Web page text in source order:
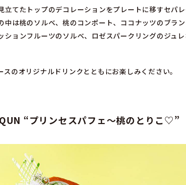
立てたトップのデコレーションをプレートに移すセパレ
中は桃のソルベ、桃のコンポート、ココナッツのブラン
ションフルーツのソルベ、ロゼスパークリングのジュ
スのオリジナルドリンクとともにお楽しみください。
“プリンセスパフェ～桃のとりこ♡”